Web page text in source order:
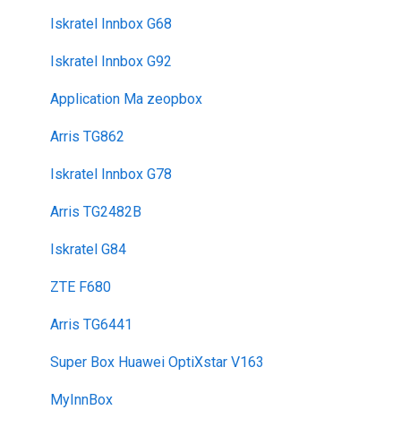
voyager
SMS / MMS
Iskratel Innbox G68
Iskratel Innbox G92
Application Ma zeopbox
Arris TG862
Iskratel Innbox G78
Arris TG2482B
Iskratel G84
ZTE F680
Arris TG6441
Super Box Huawei OptiXstar V163
MyInnBox